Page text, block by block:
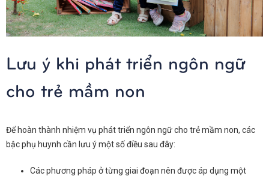
Lưu ý khi phát triển ngôn ngữ
cho trẻ mầm non
Để hoàn thành nhiệm vụ phát triển ngôn ngữ cho trẻ mầm non, các
bậc phụ huynh cần lưu ý một số điều sau đây:
Các phương pháp ở từng giai đoạn nên được áp dụng một